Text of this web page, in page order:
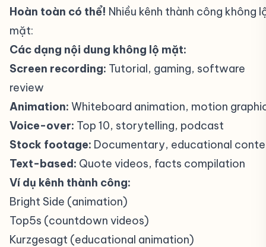
Hoàn toàn có thể! Nhiều kênh thành công không
mặt:
Các dạng nội dung không lộ mặt:
Screen recording: Tutorial, gaming, software
review
Animation: Whiteboard animation, motion
Voice-over: Top 10, storytelling, podcast
Stock footage: Documentary, educational
Text-based: Quote videos, facts compilation
Ví dụ kênh thành công:
Bright Side (animation)
Top5s (countdown videos)
Kurzgesagt (educational animation)